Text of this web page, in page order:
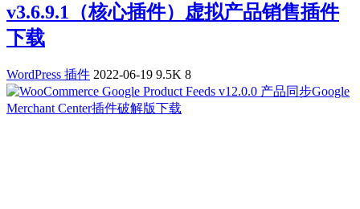
v3.6.9.1（核心插件）虚拟产品销售插件
下载
WordPress 插件 2022-06-19 9.5K 8